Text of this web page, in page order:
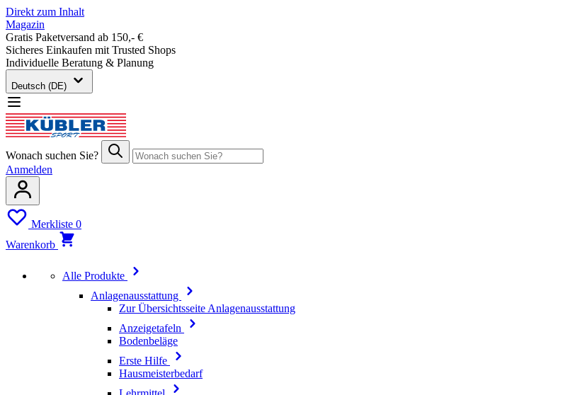
Direkt zum Inhalt
Magazin
Gratis Paketversand ab 150,- €
Sicheres Einkaufen mit Trusted Shops
Individuelle Beratung & Planung
Deutsch (DE)
Wonach suchen Sie?
Anmelden
Merkliste 0
Warenkorb
Alle Produkte
Anlagenausstattung
Zur Übersichtsseite Anlagenausstattung
Anzeigetafeln
Bodenbeläge
Erste Hilfe
Hausmeisterbedarf